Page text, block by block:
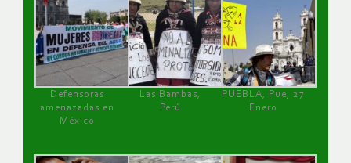
Defensoras
amenazadas en
México
Las Bambas,
Perú
PUEBLA, Pue, 27
Enero